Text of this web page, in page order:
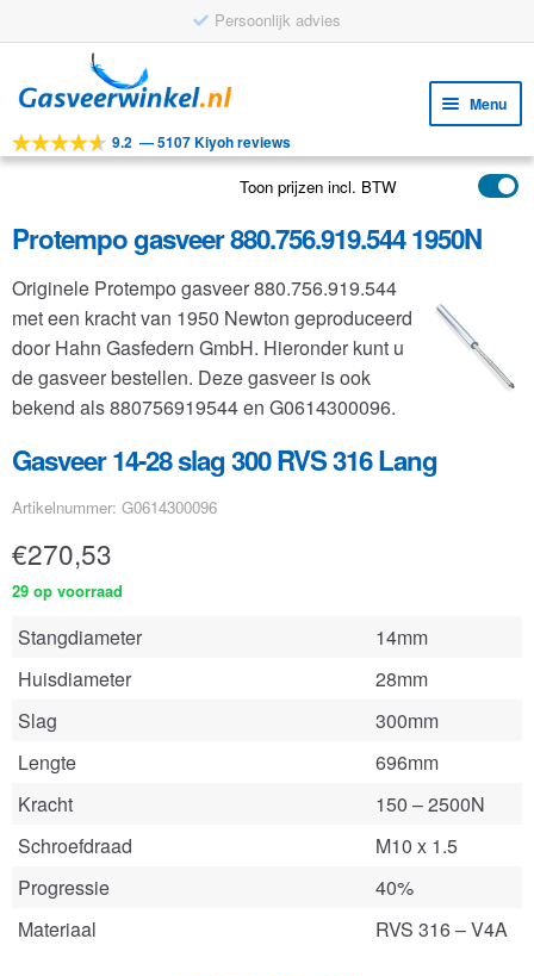
Persoonlijk advies
door
navigatie
naar
inhoud
Menu
Tools
Toepassingen
Klantenservice
FAQ
9.2 —5107 Kiyoh reviews
Toon prijzen incl. BTW
Protempo gasveer 880.756.919.544 1950N
Originele Protempo gasveer 880.756.919.544
met een kracht van 1950 Newton geproduceerd
door Hahn Gasfedern GmbH. Hieronder kunt u
de gasveer bestellen. Deze gasveer is ook
bekend als 880756919544 en G0614300096.
Gasveer 14-28 slag 300 RVS 316 Lang
Artikelnummer: G0614300096
€270,53
29 op voorraad
Stangdiameter
14mm
Huisdiameter
28mm
Slag
300mm
Lengte
696mm
Kracht
150 – 2500N
Schroefdraad
M10 x 1.5
Progressie
40%
Materiaal
RVS 316 – V4A